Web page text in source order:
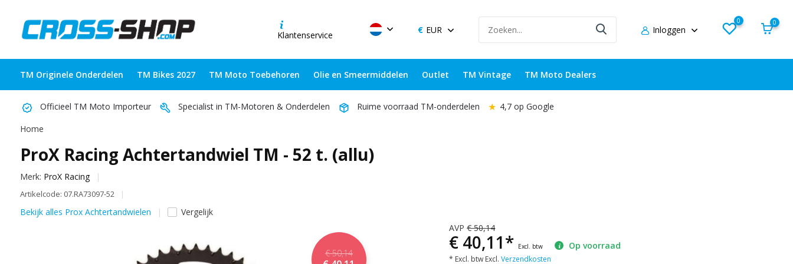
Klantenservice EUR Inloggen
0 0
TM Originele Onderdelen TM Bikes 2027 TM Moto Toebehoren Olie en Smeermiddelen Outlet TM Vintage TM Moto Dealers
Officieel TM Moto Importeur Specialist in TM-Motoren & Onderdelen Ruime voorraad TM-onderdelen ★ 4,7 op Google
Home
ProX Racing Achtertandwiel TM - 52 t. (allu)
Merk: ProX Racing
Artikelcode: 07.RA73097-52
Bekijk alles Prox Achtertandwielen Vergelijk
€ 50,14
AVP€ 50,14
€ 40,11* Excl. btw Op voorraad
* Excl. btw Excl.Verzendkosten